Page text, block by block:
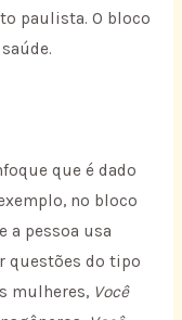
paulista. O bloco
que é dado
no bloco
a pessoa usa
questões do tipo
mulheres, Você